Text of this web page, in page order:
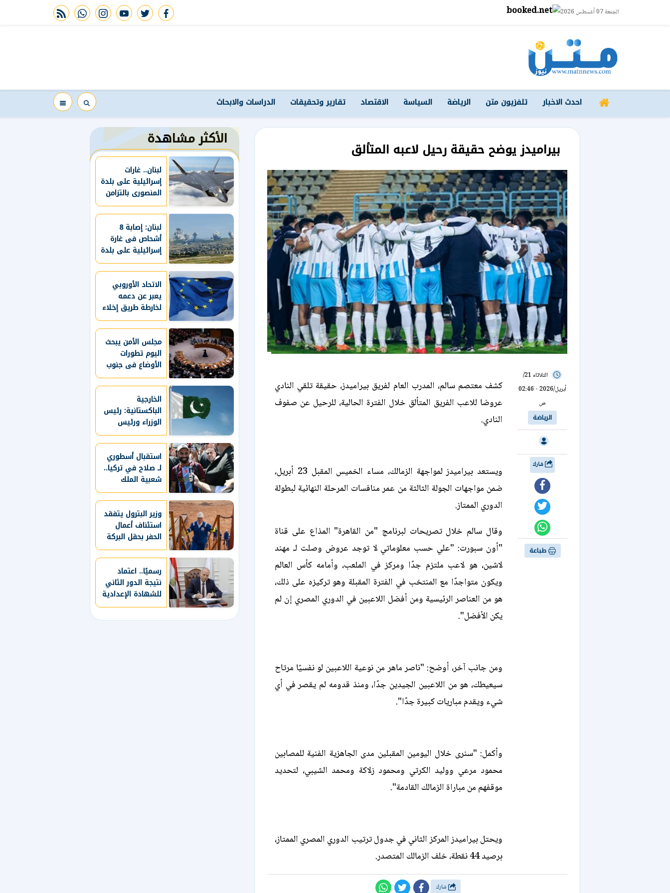
الجمعة 07 أغسطس 2026 facebook
twitter
youtube
instagram
whatsapp
rss feed
احدث الاخبار تلفزيون متن الرياضة السياسة الاقتصاد تقارير وتحقيقات الدراسات والابحاث
بيراميدز يوضح حقيقة رحيل لاعبه المتألق
الثلاثاء 21/
أبريل/2026 - 02:46
ص
الرياضة
طباعة
كشف معتصم سالم، المدرب العام لفريق بيراميدز، حقيقة تلقي النادي
عروضا للاعب الفريق المتألق خلال الفترة الحالية، للرحيل عن صفوف
النادي.
ويستعد بيراميدز لمواجهة الزمالك، مساء الخميس المقبل 23 أبريل،
ضمن مواجهات الجولة الثالثة من عمر منافسات المرحلة النهائية لبطولة
الدوري الممتاز.
وقال سالم خلال تصريحات لبرنامج "من القاهرة" المذاع على قناة
"أون سبورت: "علي حسب معلوماتي لا توجد عروض وصلت لـ مهند
لاشين، هو لاعب ملتزم جدًا ومركز في الملعب، وأمامه كأس العالم
ويكون متواجدًا مع المنتخب في الفترة المقبلة وهو تركيزه على ذلك،
هو من العناصر الرئيسية ومن أفضل اللاعبين في الدوري المصري إن لم
يكن الأفضل".
ومن جانب آخر، أوضح: "ناصر ماهر من نوعية اللاعبين لو نفسيًا مرتاح
سيعيطك، هو من اللاعبين الجيدين جدًا، ومنذ قدومه لم يقصر في أي
شيء ويقدم مباريات كبيرة جدًا".
وأكمل: "سنرى خلال اليومين المقبلين مدى الجاهزية الفنية للمصابين
محمود مرعي ووليد الكرتي ومحمود زلاكة ومحمد الشيبي، لتحديد
موقفهم من مباراة الزمالك القادمة".
ويحتل بيراميدز المركز الثاني في جدول ترتيب الدوري المصري الممتاز،
برصيد 44 نقطة، خلف الزمالك المتصدر.
الأكثر مشاهدة
لبنان.. غارات
إسرائيلية على بلدة
المنصورى بالتزامن
مع انتهاء مفاوضات
روما
لبنان: إصابة 8
أشحاص فى غارة
إسرائيلية على بلدة
برج الشمالي
الاتحاد الأوروبي
يعبر عن دعمه
لخارطة طريق إخلاء
غزة من السلاح
مجلس الأمن يبحث
اليوم تطورات
الأوضاع فى جنوب
السودان وسط
تصاعد العنف
الخارجية
الباكستانية: رئيس
الوزراء ورئيس
الأركان يزوران
السعودية
استقبال أسطوري
لـ صلاح في تركيا..
شعبية الملك
المصري تتجاوز
المستطيل الأخضر..
طرابزون سبور
يسعي لاستعادة
لقب الدوري التركي
وتعزيز حظوظه في
المنافسات
الأوروبية
وزير البترول يتفقد
استئناف أعمال
الحفر بحقل البركة
في أسوان ويؤكد:
صعيد مصر على
خريطة الاستثمار
البترولي
رسميًا.. اعتماد
نتيجة الدور الثاني
للشهادة الإعدادية
بالقاهرة 2026